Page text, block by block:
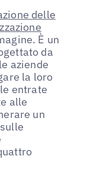
delle
È un
da
aziende
la loro
entrate
alle
un